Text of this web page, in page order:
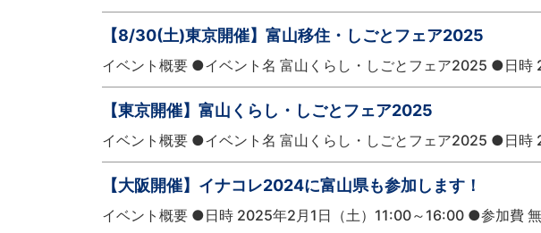
【8/30(土)東京開催】富山移住・しごとフェア2025
イベント概要 ●イベント名 富山くらし・しごとフェア2025 ●日
【東京開催】富山くらし・しごとフェア2025
イベント概要 ●イベント名 富山くらし・しごとフェア2025 ●日
【大阪開催】イナコレ2024に富山県も参加します！
イベント概要 ●日時 2025年2月1日（土）11:00～16:00 ●参加費